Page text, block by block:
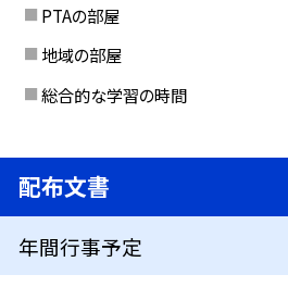
PTAの部屋
地域の部屋
総合的な学習の時間
配布文書
年間行事予定